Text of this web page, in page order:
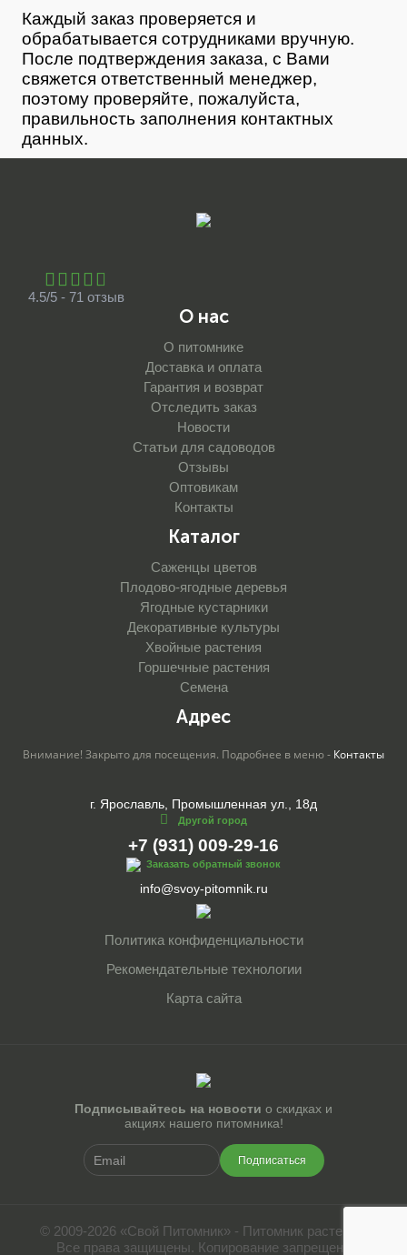
Каждый заказ проверяется и
обрабатывается сотрудниками вручную.
После подтверждения заказа, с Вами
свяжется ответственный менеджер,
поэтому проверяйте, пожалуйста,
правильность заполнения контактных
данных.
4.5/5 - 71 отзыв
О нас
О питомнике
Доставка и оплата
Гарантия и возврат
Отследить заказ
Новости
Статьи для садоводов
Отзывы
Оптовикам
Контакты
Каталог
Саженцы цветов
Плодово-ягодные деревья
Ягодные кустарники
Декоративные культуры
Хвойные растения
Горшечные растения
Семена
Адрес
Внимание! Закрыто для посещения. Подробнее в меню - Контакты
г. Ярославль, Промышленная ул., 18д
Другой город
+7 (931) 009-29-16
Заказать обратный звонок
info@svoy-pitomnik.ru
Политика конфиденциальности
Рекомендательные технологии
Карта сайта
Подписывайтесь на новости о скидках и
акциях нашего питомника!
Подписаться
© 2009-2026 «Свой Питомник» - Питомник растений.
Все права защищены. Копирование запрещено